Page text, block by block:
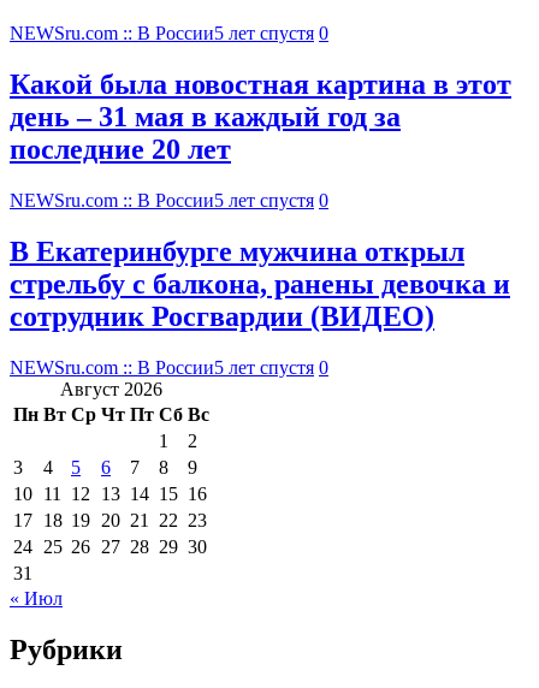
NEWSru.com :: В России5 лет спустя 0
Какой была новостная картина в этот
день – 31 мая в каждый год за
последние 20 лет
NEWSru.com :: В России5 лет спустя 0
В Екатеринбурге мужчина открыл
стрельбу с балкона, ранены девочка и
сотрудник Росгвардии (ВИДЕО)
NEWSru.com :: В России5 лет спустя 0
Август 2026
Пн Вт Ср Чт Пт Сб Вс
1
2
3
4 5 6 7 8
9
10 11 12 13 14 15 16
17 18 19 20 21 22 23
24 25 26 27 28 29 30
31
« Июл
Рубрики